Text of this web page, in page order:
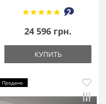
2
24 596 грн.
КУПИТЬ
Продано